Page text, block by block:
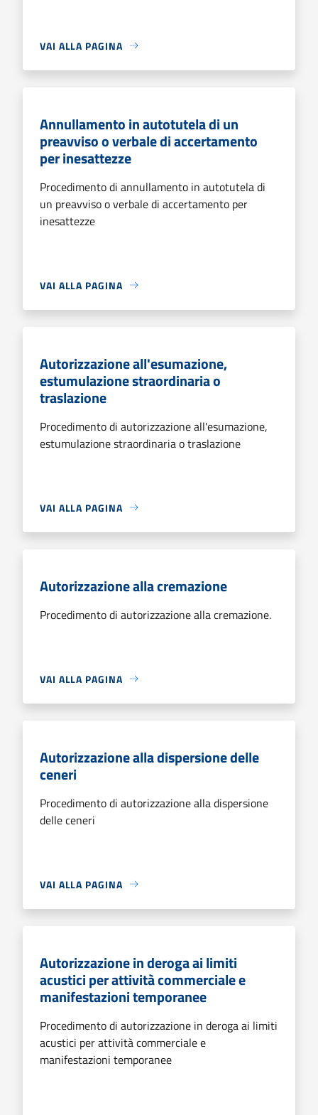
VAI ALLA PAGINA
Annullamento in autotutela di un
preavviso o verbale di accertamento
per inesattezze
Procedimento di annullamento in autotutela di
un preavviso o verbale di accertamento per
inesattezze
VAI ALLA PAGINA
Autorizzazione all'esumazione,
estumulazione straordinaria o
traslazione
Procedimento di autorizzazione all'esumazione,
estumulazione straordinaria o traslazione
VAI ALLA PAGINA
Autorizzazione alla cremazione
Procedimento di autorizzazione alla cremazione.
VAI ALLA PAGINA
Autorizzazione alla dispersione delle
ceneri
Procedimento di autorizzazione alla dispersione
delle ceneri
VAI ALLA PAGINA
Autorizzazione in deroga ai limiti
acustici per attività commerciale e
manifestazioni temporanee
Procedimento di autorizzazione in deroga ai limiti
acustici per attività commerciale e
manifestazioni temporanee